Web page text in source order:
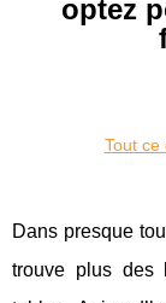
optez
Tout ce
Dans presque
trouve plus des